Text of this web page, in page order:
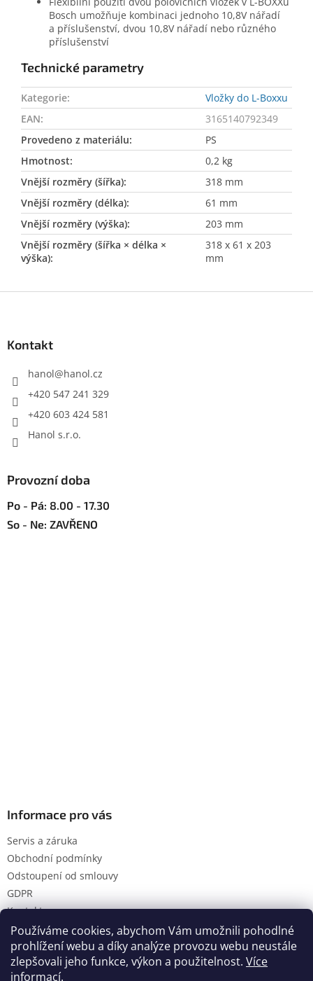
Používáme cookies, abychom Vám umožnili pohodlné
prohlížení webu a díky analýze provozu webu neustále
zlepšovali jeho funkce, výkon a použitelnost. Více
informací.
Bosch umožňuje kombinaci jednoho 10,8V nářadí
a příslušenství, dvou 10,8V nářadí nebo různého
příslušenství
Technické parametry
Kategorie:
Vložky do L-Boxxu
EAN:
3165140792349
Provedeno z materiálu:
PS
Hmotnost:
0,2 kg
Vnější rozměry (šířka):
318 mm
Vnější rozměry (délka):
61 mm
Vnější rozměry (výška):
203 mm
Vnější rozměry (šířka × délka ×
výška):
318 x 61 x 203
mm
Kontakt
hanol@hanol.cz
+420 547 241 329
+420 603 424 581
Hanol s.r.o.
Provozní doba
Po - Pá: 8.00 - 17.30
So - Ne: ZAVŘENO
Informace pro vás
Servis a záruka
Obchodní podmínky
Odstoupení od smlouvy
GDPR
Kontakty
Vytvořil Shoptet